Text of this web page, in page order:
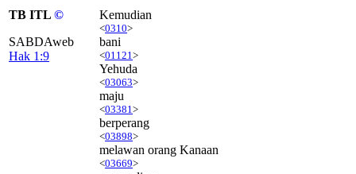
TB ITL ©
SABDAweb
Hak 1:9
Kemudian
<0310>
bani
<01121 >
Yehuda
<03063>
maju
<03381 >
berperang
<03898>
melawan orang Kanaan
<03669>